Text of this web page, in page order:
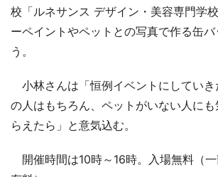
校「ルネサンス デザイン・美容専門学
ーペイントやペットとの写真で作る缶
う。
小林さんは「恒例イベントにしてい
の人はもちろん、ペットがいない人に
らえたら」と意気込む。
開催時間は10時～16時。入場無料（